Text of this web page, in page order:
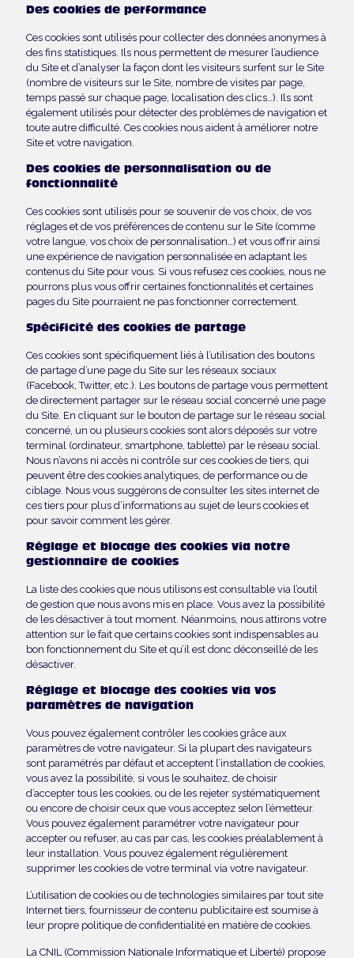
Des cookies de performance
Ces cookies sont utilisés pour collecter des données anonymes à
des fins statistiques. Ils nous permettent de mesurer l’audience
du Site et d’analyser la façon dont les visiteurs surfent sur le Site
(nombre de visiteurs sur le Site, nombre de visites par page,
temps passé sur chaque page, localisation des clics…). Ils sont
également utilisés pour détecter des problèmes de navigation et
toute autre difficulté. Ces cookies nous aident à améliorer notre
Site et votre navigation.
Des cookies de personnalisation ou de
fonctionnalité
Ces cookies sont utilisés pour se souvenir de vos choix, de vos
réglages et de vos préférences de contenu sur le Site (comme
votre langue, vos choix de personnalisation…) et vous offrir ainsi
une expérience de navigation personnalisée en adaptant les
contenus du Site pour vous. Si vous refusez ces cookies, nous ne
pourrons plus vous offrir certaines fonctionnalités et certaines
pages du Site pourraient ne pas fonctionner correctement.
Spécificité des cookies de partage
Ces cookies sont spécifiquement liés à l’utilisation des boutons
de partage d’une page du Site sur les réseaux sociaux
(Facebook, Twitter, etc.). Les boutons de partage vous permettent
de directement partager sur le réseau social concerné une page
du Site. En cliquant sur le bouton de partage sur le réseau social
concerné, un ou plusieurs cookies sont alors déposés sur votre
terminal (ordinateur, smartphone, tablette) par le réseau social.
Nous n’avons ni accès ni contrôle sur ces cookies de tiers, qui
peuvent être des cookies analytiques, de performance ou de
ciblage. Nous vous suggérons de consulter les sites internet de
ces tiers pour plus d’informations au sujet de leurs cookies et
pour savoir comment les gérer.
Réglage et blocage des cookies via notre
gestionnaire de cookies
La liste des cookies que nous utilisons est consultable via l’outil
de gestion que nous avons mis en place. Vous avez la possibilité
de les désactiver à tout moment. Néanmoins, nous attirons votre
attention sur le fait que certains cookies sont indispensables au
bon fonctionnement du Site et qu’il est donc déconseillé de les
désactiver.
Réglage et blocage des cookies via vos
paramètres de navigation
Vous pouvez également contrôler les cookies grâce aux
paramètres de votre navigateur. Si la plupart des navigateurs
sont paramétrés par défaut et acceptent l’installation de cookies,
vous avez la possibilité, si vous le souhaitez, de choisir
d’accepter tous les cookies, ou de les rejeter systématiquement
ou encore de choisir ceux que vous acceptez selon l’émetteur.
Vous pouvez également paramétrer votre navigateur pour
accepter ou refuser, au cas par cas, les cookies préalablement à
leur installation. Vous pouvez également régulièrement
supprimer les cookies de votre terminal via votre navigateur.
L’utilisation de cookies ou de technologies similaires par tout site
Internet tiers, fournisseur de contenu publicitaire est soumise à
leur propre politique de confidentialité en matière de cookies.
La CNIL (Commission Nationale Informatique et Liberté) propose